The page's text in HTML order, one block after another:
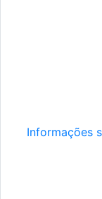
Informações